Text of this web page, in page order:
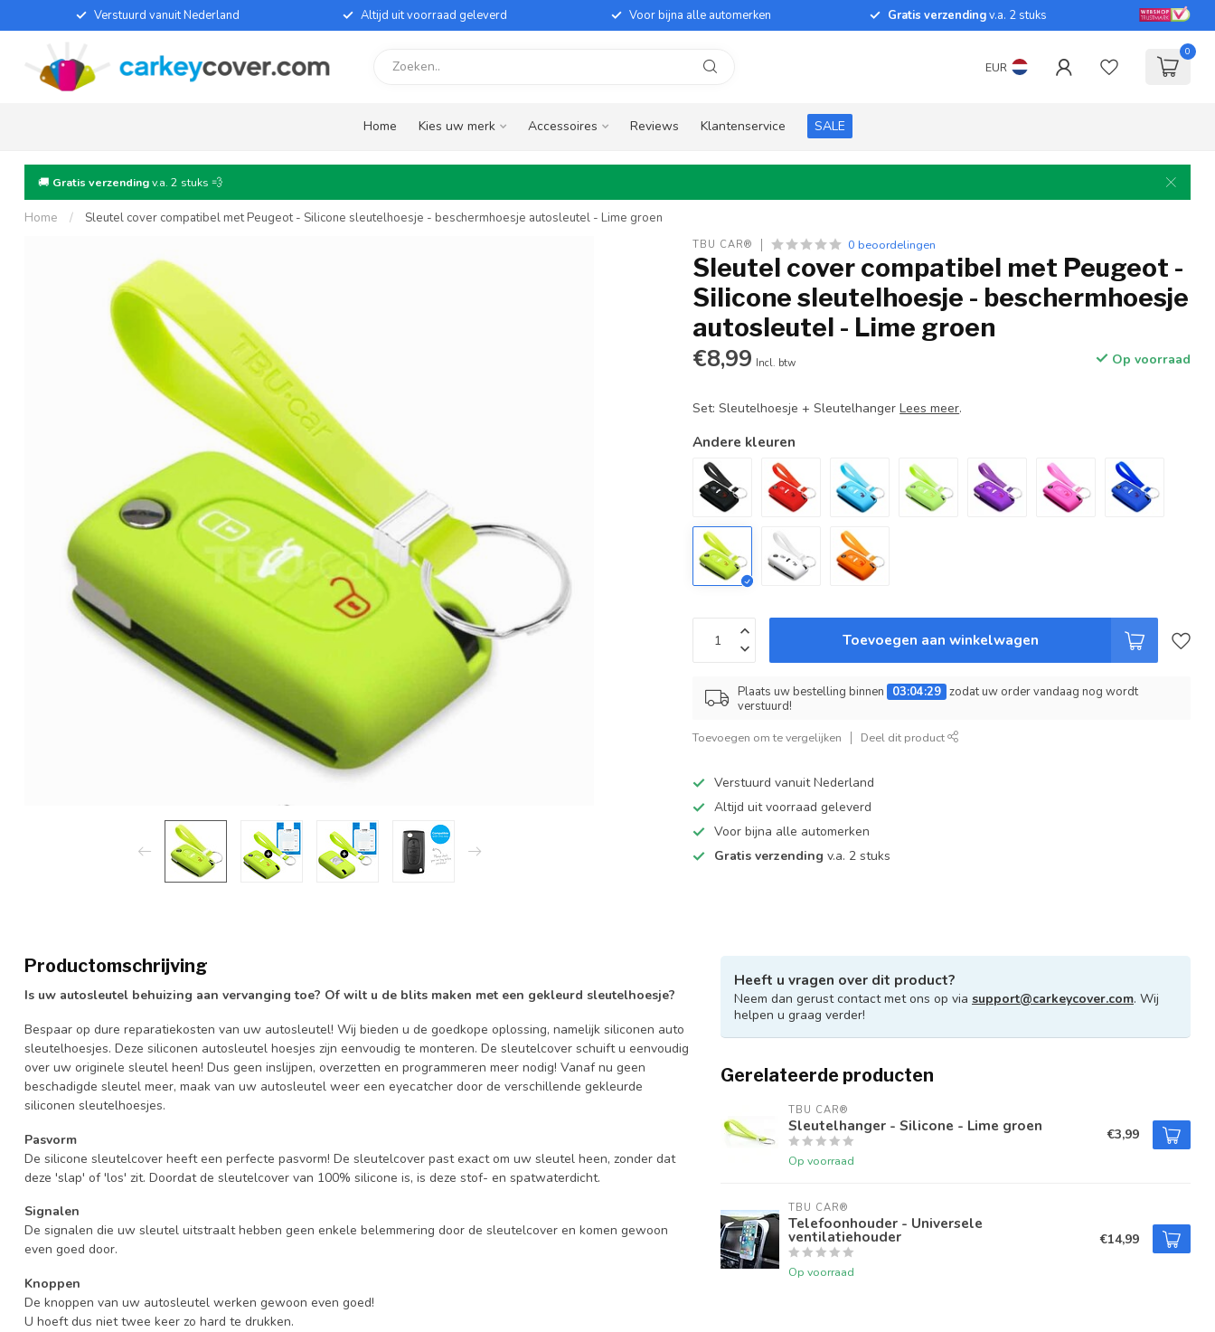
Verstuurd vanuit Nederland Altijd uit voorraad geleverd Voor bijna alle automerken Gratis verzendingv.a. 2 stuks
EUR
0
Home Kies uw merk Accessoires Reviews Klantenservice SALE
🚚 Gratis verzendingv.a. 2 stuks 💨
Home / Sleutel cover compatibel met Peugeot - Silicone sleutelhoesje - beschermhoesje autosleutel - Lime groen
TBU CAR® 0 beoordelingen
Sleutel cover compatibel met Peugeot -
Silicone sleutelhoesje - beschermhoesje
autosleutel - Lime groen
€8,99 Incl. btw Op voorraad
Set: Sleutelhoesje + SleutelhangerLees meer.
Andere kleuren
Toevoegen aan winkelwagen
Plaats uw bestelling binnen 03:04:28 zodat uw order vandaag nog wordt
verstuurd!
Toevoegen om te vergelijken Deel dit product
Verstuurd vanuit Nederland
Altijd uit voorraad geleverd
Voor bijna alle automerken
Gratis verzending v.a. 2 stuks
Productomschrijving
Is uw autosleutel behuizing aan vervanging toe? Of wilt u de blits maken met een gekleurd sleutelhoesje?
Bespaar op dure reparatiekosten van uw autosleutel! Wij bieden u de goedkope oplossing, namelijk siliconen auto
sleutelhoesjes. Deze siliconen autosleutel hoesjes zijn eenvoudig te monteren. De sleutelcover schuift u eenvoudig
over uw originele sleutel heen! Dus geen inslijpen, overzetten en programmeren meer nodig! Vanaf nu geen
beschadigde sleutel meer, maak van uw autosleutel weer een eyecatcher door de verschillende gekleurde
siliconen sleutelhoesjes.
Pasvorm
De silicone sleutelcover heeft een perfecte pasvorm! De sleutelcover past exact om uw sleutel heen, zonder dat
deze 'slap' of 'los' zit. Doordat de sleutelcover van 100% silicone is, is deze stof- en spatwaterdicht.
Signalen
De signalen die uw sleutel uitstraalt hebben geen enkele belemmering door de sleutelcover en komen gewoon
even goed door.
Knoppen
De knoppen van uw autosleutel werken gewoon even goed!
U hoeft dus niet twee keer zo hard te drukken.
Heeft u vragen over dit product?
Neem dan gerust contact met ons op via support@carkeycover.com. Wij
helpen u graag verder!
Gerelateerde producten
TBU CAR®
Sleutelhanger - Silicone - Lime groen
Op voorraad
€3,99
TBU CAR®
Telefoonhouder - Universele
ventilatiehouder
Op voorraad
€14,99